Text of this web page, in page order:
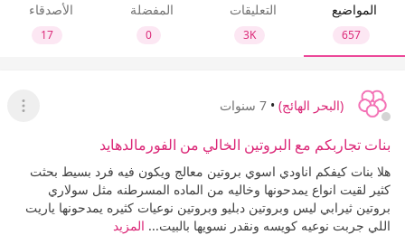
المواضيع
657
التعليقات
3K
المفضلة
0
الأصدقاء
17
(البحر الهائج) • 7 سنوات
عرض
بنات تجاربكم مع البروتين الخالي من الفورمالدهايد
هلا بنات كيفكم اناودي اسوي بروتين معالج ويكون فيه فرد بسيط بحثت
كثير لقيت انواع يمدحونها وخاليه من الماده المسرطنه مثل سولاري
بروتين ثيرابي ليس وبروتين دبليو وبروتين نوعيات كثيره يمدحونها ياريت
اللي جربت نوعيه كويسه ونقدر نسويها بالبيت... المزيد